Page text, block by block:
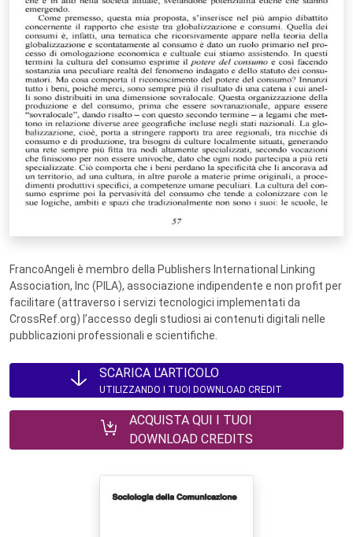
FrancoAngeli è membro della Publishers International Linking
Association, Inc (PILA), associazione indipendente e non profit per
facilitare (attraverso i servizi tecnologici implementati da
CrossRef.org) l’accesso degli studiosi ai contenuti digitali nelle
pubblicazioni professionali e scientifiche.
SCARICA L'ARTICOLO
UTILIZZANDO I TUOI DOWNLOAD CREDIT
ACQUISTA QUI I TUOI
DOWNLOAD CREDITS